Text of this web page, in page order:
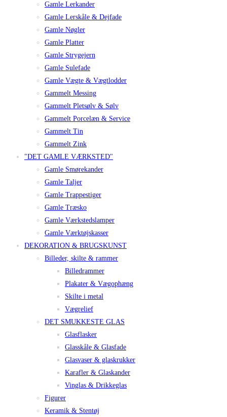
Gamle Lerkander
Gamle Lerskåle & Dejfade
Gamle Nøgler
Gamle Platter
Gamle Strygejern
Gamle Sulefade
Gamle Vægte & Vægtlodder
Gammelt Messing
Gammelt Pletsølv & Sølv
Gammelt Porcelæn & Service
Gammelt Tin
Gammelt Zink
"DET GAMLE VÆRKSTED"
Gamle Smørekander
Gamle Taljer
Gamle Trappestiger
Gamle Træsko
Gamle Værkstedslamper
Gamle Værktøjskasser
DEKORATION & BRUGSKUNST
Billeder, skilte & rammer
Billedrammer
Plakater & Vægophæng
Skilte i metal
Vægrelief
DET SMUKKESTE GLAS
Glasflasker
Glasskåle & Glasfade
Glasvaser & glaskrukker
Karafler & Glaskander
Vinglas & Drikkeglas
Figurer
Keramik & Stentøj